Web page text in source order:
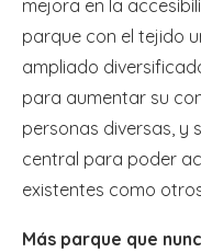
mejora en la
parque con el tejido
ampliado
para aumentar su
personas diversas, y
central para poder
existentes como
Más parque que